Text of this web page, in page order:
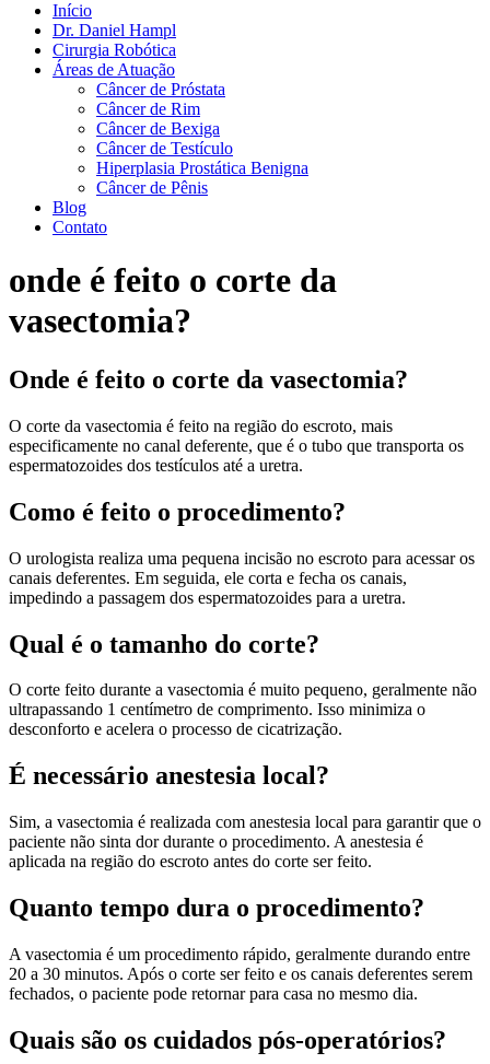
Início
Dr. Daniel Hampl
Cirurgia Robótica
Áreas de Atuação
Câncer de Próstata
Câncer de Rim
Câncer de Bexiga
Câncer de Testículo
Hiperplasia Prostática Benigna
Câncer de Pênis
Blog
Contato
onde é feito o corte da
vasectomia?
Onde é feito o corte da vasectomia?
O corte da vasectomia é feito na região do escroto, mais
especificamente no canal deferente, que é o tubo que transporta os
espermatozoides dos testículos até a uretra.
Como é feito o procedimento?
O urologista realiza uma pequena incisão no escroto para acessar os
canais deferentes. Em seguida, ele corta e fecha os canais,
impedindo a passagem dos espermatozoides para a uretra.
Qual é o tamanho do corte?
O corte feito durante a vasectomia é muito pequeno, geralmente não
ultrapassando 1 centímetro de comprimento. Isso minimiza o
desconforto e acelera o processo de cicatrização.
É necessário anestesia local?
Sim, a vasectomia é realizada com anestesia local para garantir que o
paciente não sinta dor durante o procedimento. A anestesia é
aplicada na região do escroto antes do corte ser feito.
Quanto tempo dura o procedimento?
A vasectomia é um procedimento rápido, geralmente durando entre
20 a 30 minutos. Após o corte ser feito e os canais deferentes serem
fechados, o paciente pode retornar para casa no mesmo dia.
Quais são os cuidados pós-operatórios?